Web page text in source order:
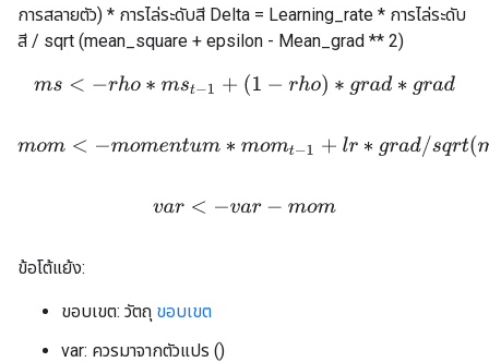
การสลายตัว) * การไล่ระดับสี Delta = Learning_rate * การไล่ระดับ
สี / sqrt (mean_square + epsilon - Mean_grad ** 2)
ms<− rh o∗mst− 1+ (1− rho)∗gra d∗grad
mom<−momentum∗momt−1 +lr ∗g ra d/sqrt(ms+ep
va <−var− mo m
ข้อโต้แย้ง:
ขอบเขต: วัตถุ ขอบเขต
var: ควรมาจากตัวแปร ()